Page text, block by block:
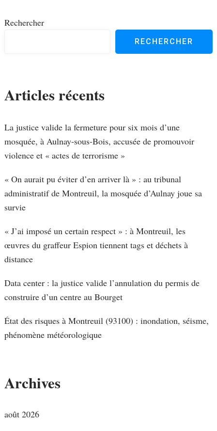
Rechercher
RECHERCHER
Articles récents
La justice valide la fermeture pour six mois d’une
mosquée, à Aulnay-sous-Bois, accusée de promouvoir
violence et « actes de terrorisme »
« On aurait pu éviter d’en arriver là » : au tribunal
administratif de Montreuil, la mosquée d’Aulnay joue sa
survie
« J’ai imposé un certain respect » : à Montreuil, les
œuvres du graffeur Espion tiennent tags et déchets à
distance
Data center : la justice valide l’annulation du permis de
construire d’un centre au Bourget
État des risques à Montreuil (93100) : inondation, séisme,
phénomène météorologique
Archives
août 2026